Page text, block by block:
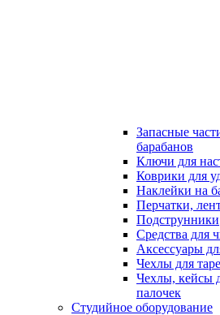
Запасные
барабанов
Ключи для
Коврики для
Наклейки на
Перчатки,
Подструнники
Средства для
Аксессуары
Чехлы для
Чехлы, кейсы
палочек
Студийное оборудование